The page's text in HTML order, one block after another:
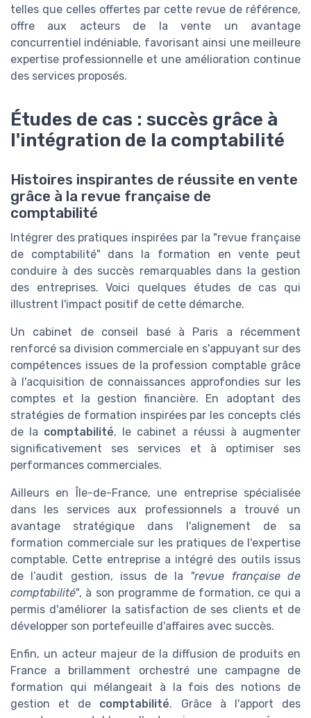
telles que celles offertes par cette revue de référence,
offre aux acteurs de la vente un avantage
concurrentiel indéniable, favorisant ainsi une meilleure
expertise professionnelle et une amélioration continue
des services proposés.
Études de cas : succès grâce à
l'intégration de la comptabilité
Histoires inspirantes de réussite en vente
grâce à la revue française de
comptabilité
Intégrer des pratiques inspirées par la "revue française
de comptabilité" dans la formation en vente peut
conduire à des succès remarquables dans la gestion
des entreprises. Voici quelques études de cas qui
illustrent l'impact positif de cette démarche.
Un cabinet de conseil basé à Paris a récemment
renforcé sa division commerciale en s'appuyant sur des
compétences issues de la profession comptable grâce
à l'acquisition de connaissances approfondies sur les
comptes et la gestion financière. En adoptant des
stratégies de formation inspirées par les concepts clés
de la comptabilité, le cabinet a réussi à augmenter
significativement ses services et à optimiser ses
performances commerciales.
Ailleurs en Île-de-France, une entreprise spécialisée
dans les services aux professionnels a trouvé un
avantage stratégique dans l'alignement de sa
formation commerciale sur les pratiques de l'expertise
comptable. Cette entreprise a intégré des outils issus
de l’audit gestion, issus de la "revue française de
comptabilité", à son programme de formation, ce qui a
permis d'améliorer la satisfaction de ses clients et de
développer son portefeuille d'affaires avec succès.
Enfin, un acteur majeur de la diffusion de produits en
France a brillamment orchestré une campagne de
formation qui mélangeait à la fois des notions de
gestion et de comptabilité. Grâce à l'apport des